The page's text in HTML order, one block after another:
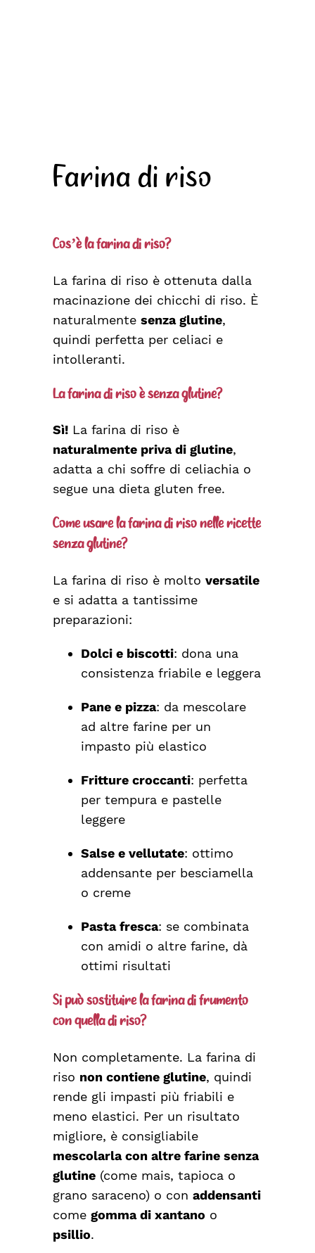
Farina di riso
Cos’è la farina di riso?
La farina di riso è ottenuta dalla
macinazione dei chicchi di riso. È
naturalmente senza glutine,
quindi perfetta per celiaci e
intolleranti.
La farina di riso è senza glutine?
Sì!La farina di riso è
naturalmente priva di glutine,
adatta a chi soffre di celiachia o
segue una dieta gluten free.
Come usare la farina di riso nelle ricette
senza glutine?
La farina di riso è molto versatile
e si adatta a tantissime
preparazioni:
Dolci e biscotti: dona una
consistenza friabile e leggera
Pane e pizza: da mescolare
ad altre farine per un
impasto più elastico
Fritture croccanti: perfetta
per tempura e pastelle
leggere
Salse e vellutate: ottimo
addensante per besciamella
o creme
Pasta fresca: se combinata
con amidi o altre farine, dà
ottimi risultati
Si può sostituire la farina di frumento
con quella di riso?
Non completamente. La farina di
riso non contiene glutine, quindi
rende gli impasti più friabili e
meno elastici. Per un risultato
migliore, è consigliabile
mescolarla con altre farine senza
glutine(come mais, tapioca o
grano saraceno) o con addensanti
come gomma di xantanoo
psillio.